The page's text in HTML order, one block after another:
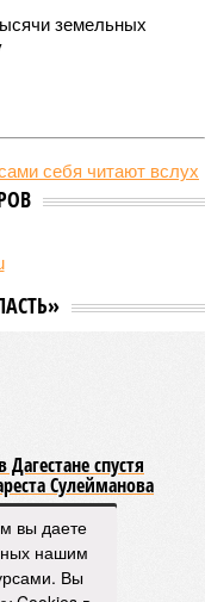
земельных
спустя
Сулейманова
вы даете
нашим
Вы